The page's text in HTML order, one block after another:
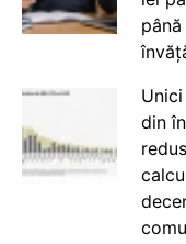
din